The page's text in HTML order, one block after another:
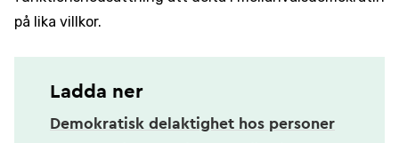
på lika villkor.
Ladda ner
Demokratisk delaktighet hos personer